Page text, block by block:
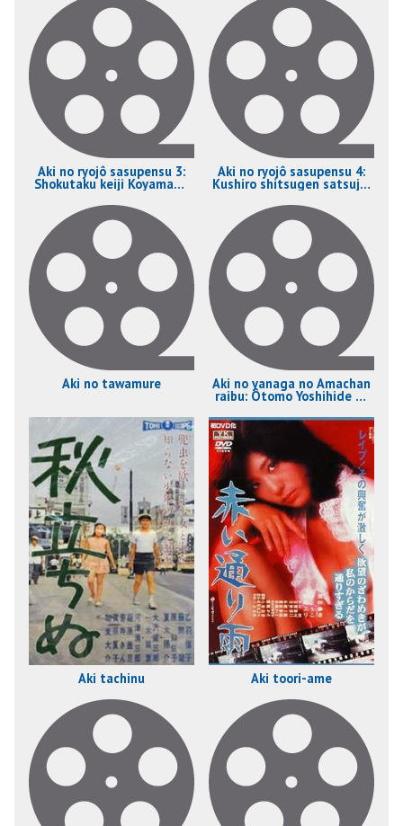
Aki no ryojô sasupensu 3:
Shokutaku keiji Koyamada
Shô'hei tabiji no hate
Aki no ryojô sasupensu 4:
Kushiro shitsugen satsujin
jiken
Aki no tawamure Aki no yanaga no Amachan
raibu: Ôtomo Yoshihide to
kai
Aki tachinu Aki toori-ame